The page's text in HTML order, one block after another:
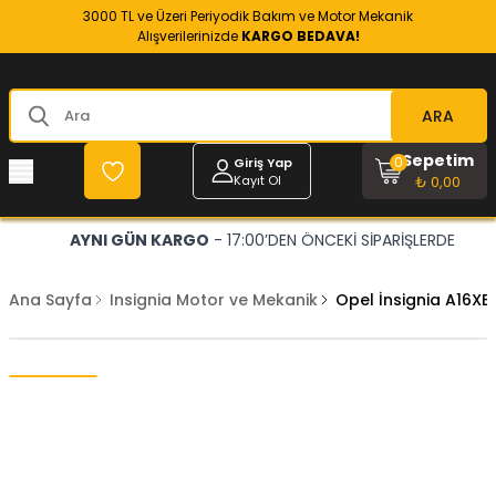
3000 TL ve Üzeri Periyodik Bakım ve Motor Mekanik
Alışverilerinizde KARGO BEDAVA!
ARA
Giriş Yap
Kayıt Ol
Sepetim
₺ 0,00
0
AYNI GÜN KARGO - 17:00’DEN ÖNCEKİ SİPARİŞLERDE
Ana Sayfa Insignia Motor ve Mekanik Opel İnsignia